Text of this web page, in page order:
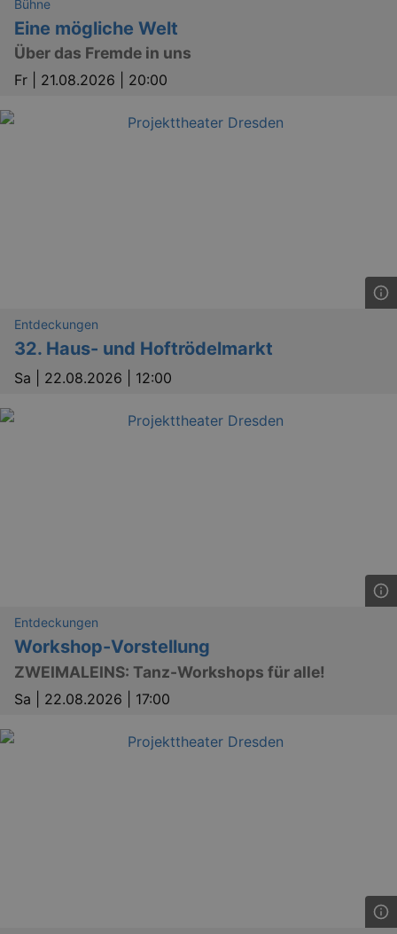
Bühne
Eine mögliche Welt
Über das Fremde in uns
Fr | 21.08.2026 | 20:00
Entdeckungen
32. Haus- und Hoftrödelmarkt
Sa | 22.08.2026 | 12:00
Entdeckungen
Workshop-Vorstellung
ZWEIMALEINS: Tanz-Workshops für alle!
Sa | 22.08.2026 | 17:00